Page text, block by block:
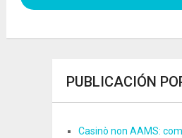
PUBLICACIÓN
Casinò non AAMS: